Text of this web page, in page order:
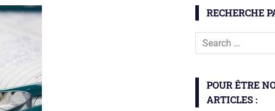
RECHERCHE
POUR ÊTRE
ARTICLES :